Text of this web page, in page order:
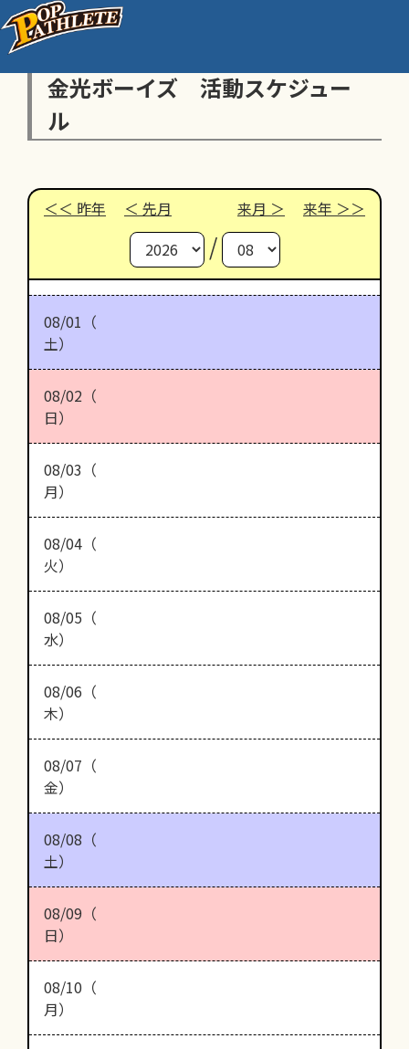
金光ボーイズ 活動スケジュー
ル
昨年 先月 来月 来年
/
08/01（
土）
08/02（
日）
08/03（
月）
08/04（
火）
08/05（
水）
08/06（
木）
08/07（
金）
08/08（
土）
08/09（
日）
08/10（
月）